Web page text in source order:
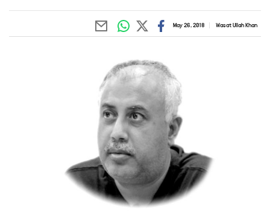
Wasat Ullah Khan
May 26, 2018